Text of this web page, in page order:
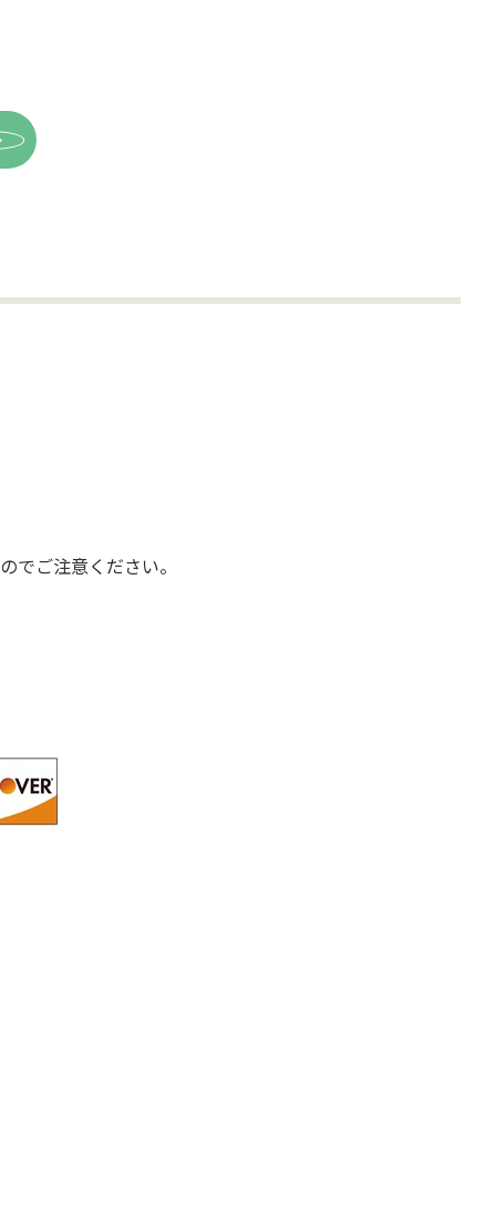
ご注意ください。